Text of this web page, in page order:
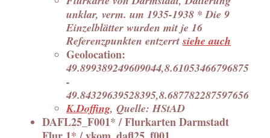
unklar, verm. um 1935-1938 * Die 9
Einzelblätter wurden mit je 16
Referenzpunkten entzerrtsiehe auch
Geolocation:
49.899389249609044,8.61053466796875
-
49.84329639528395,8.687782287597656
K.Doffing, Quelle: HStAD
DAFL25_F001* / Flurkarten Darmstadt
Flur 1* / ykom_dafl25_f001